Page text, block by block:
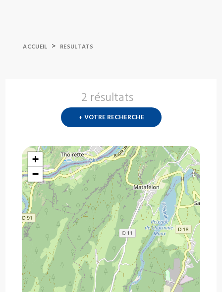
ACCUEIL > RESULTATS
2 résultats
+ VOTRE RECHERCHE
+
−